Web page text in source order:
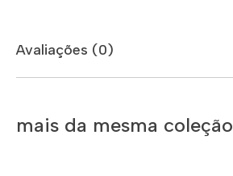
Avaliações (0)
mais da mesma coleção